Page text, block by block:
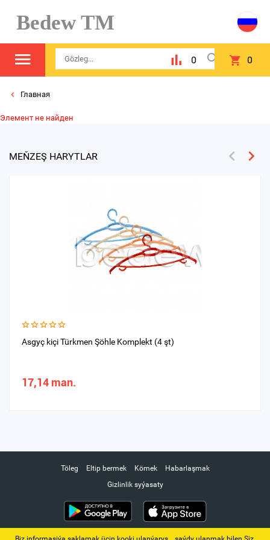
Bedew TM
0 0
Главная
Элемент не найден
MEŇZEŞ HARYTLAR
Asgyç kiçi Türkmen Şöhle Komplekt (4 şt)
17,14 man.
Töleg Eltip bermek Kömek
Habarlaşmak
Gizlinlik syýasaty